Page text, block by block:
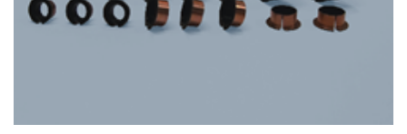
プライバシーポリシー
ソーシャルメディアポリシー
ご利用にあたって